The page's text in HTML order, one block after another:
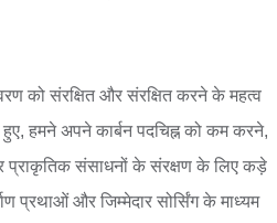
को संरक्षित और संरक्षित करने के महत्व
हमने अपने कार्बन पदचिह्न को कम करने,
प्राकृतिक संसाधनों के संरक्षण के लिए कड़े
प्रथाओं और जिम्मेदार सोर्सिंग के माध्यम